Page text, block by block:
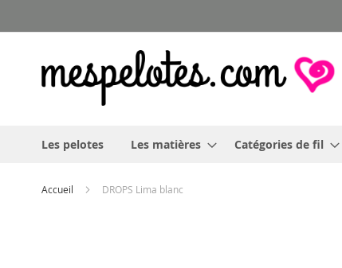
au
Les pelotes Les matières Catégories de fil
Accueil DROPS Lima blanc